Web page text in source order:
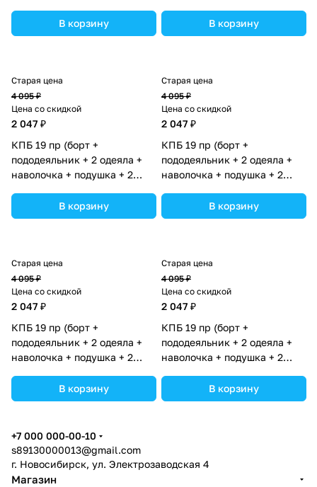
(№1150-О-1бб_04) цвета в
ассортименте.
В корзину
(№1150-О-1бб) цвета в
ассортименте.
В корзину
Старая цена
4 095 ₽
Цена со скидкой
2 047 ₽
КПБ 19 пр (борт +
пододеяльник + 2 одеяла +
наволочка + подушка + 2
(№1149-О-1бб_07) цвета в
ассортименте.
В корзину
Старая цена
4 095 ₽
Цена со скидкой
2 047 ₽
КПБ 19 пр (борт +
пододеяльник + 2 одеяла +
наволочка + подушка + 2
(№1149-О-1бб_05) цвета в
ассортименте.
В корзину
Старая цена
4 095 ₽
Цена со скидкой
2 047 ₽
КПБ 19 пр (борт +
пододеяльник + 2 одеяла +
наволочка + подушка + 2
(№1149-О-1бб_03) цвета в
ассортименте.
В корзину
Старая цена
4 095 ₽
Цена со скидкой
2 047 ₽
КПБ 19 пр (борт +
пододеяльник + 2 одеяла +
наволочка + подушка + 2
(№1149-О-1бб_06) цвета в
ассортименте.
В корзину
+7 000 000-00-10
s89130000013@gmail.com
г. Новосибирск, ул. Электрозаводская 4
Магазин